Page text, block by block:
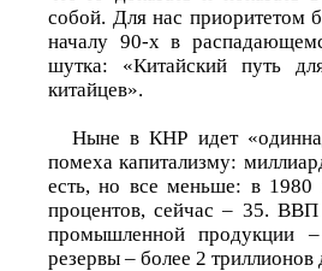
собой. Для нас приоритетом
началу 90-х в
шутка: «Китайский путь
китайцев».
Ныне в КНР идет
помеха капитализму:
есть, но все меньше: в 1980
процентов, сейчас – 35.
промышленной продукции
резервы – более 2 триллионов